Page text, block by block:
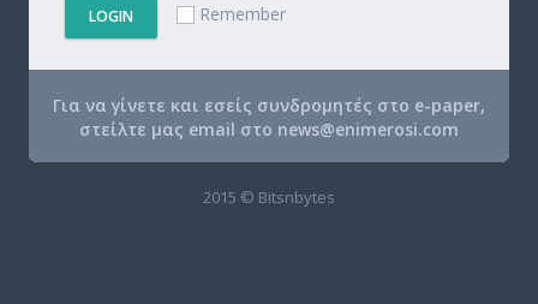
LOGIN Remember
Για να γίνετε και εσείς συνδρομητές στο e-paper,
στείλτε μας email στο news@enimerosi.com
2015 © Bitsnbytes